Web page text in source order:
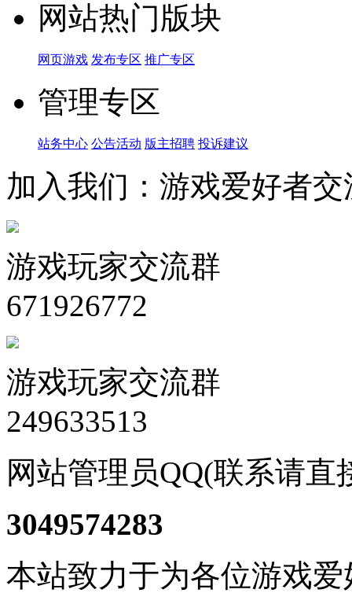
网站热门版块
网页游戏 发布专区 推广专区
管理专区
站务中心 公告活动 版主招聘 投诉建议
加入我们：游戏爱好者交
游戏玩家交流群
671926772
游戏玩家交流群
249633513
网站管理员QQ(联系请直
3049574283
本站致力于为各位游戏